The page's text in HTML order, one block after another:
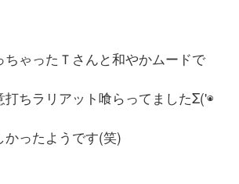
ちゃったＴさんと和やかムードで
打ちラリアット喰らってましたΣ('◉
かったようです(笑)